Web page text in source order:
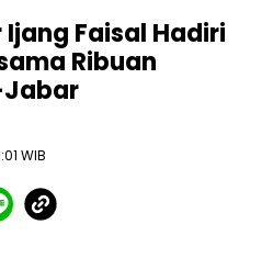
Faisal Hadiri
Ribuan
Jabar
WIB